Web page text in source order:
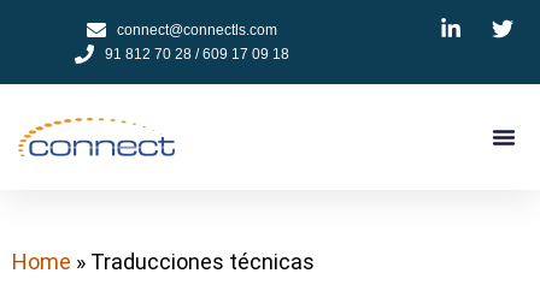
connect@connectls.com
91 812 70 28 / 609 17 09 18
Home » Traducciones técnicas